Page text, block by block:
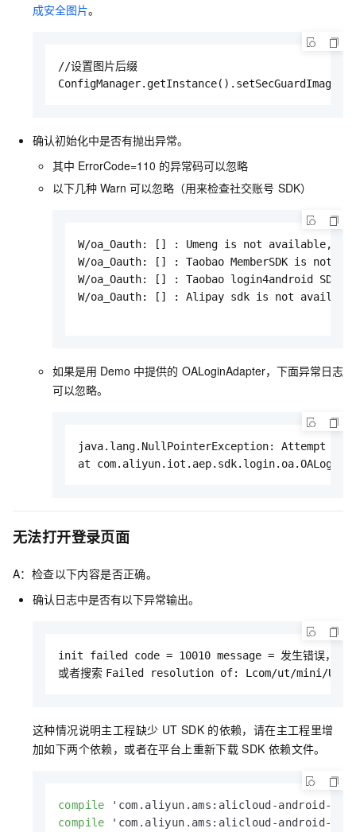
成安全图片。
//设置图片后缀
确认初始化中是否有抛出异常。
其中 ErrorCode=110 的异常码可以忽略
以下几种 Warn 可以忽略（用来检查社交账号 SDK）
W/oa_Oauth: [] : Umeng is not available,
W/oa_Oauth: [] : Taobao MemberSDK is not
W/oa_Oauth: [] : Taobao login4android
W/oa_Oauth: [] : Alipay sdk is not
如果是用 Demo 中提供的 OALoginAdapter，下面异常日志
可以忽略。
java.lang.NullPointerException: Attempt
at
无法打开登录页面
A：检查以下内容是否正确。
确认日志中是否有以下异常输出。
init failed code = 10010 message = 发生错误，消
或者搜索 Failed resolution of: Lcom/ut/mini/
这种情况说明主工程缺少 UT SDK 的依赖，请在主工程里增
加如下两个依赖，或者在平台上重新下载 SDK 依赖文件。
compile 'com.aliyun.ams:alicloud-android-
compile 'com.aliyun.ams:alicloud-android-ut: